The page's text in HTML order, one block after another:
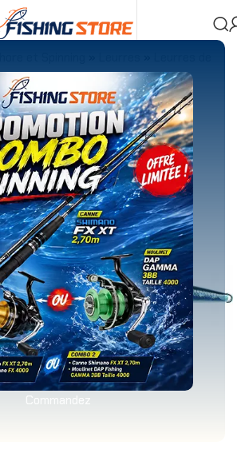
Commandez
140 SLIM MULLET HD 18g